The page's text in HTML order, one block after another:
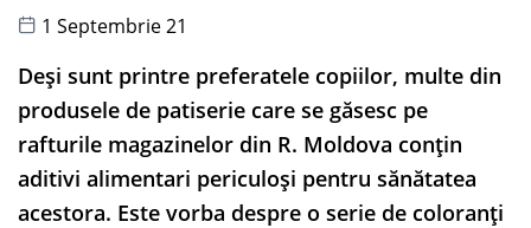
1 Septembrie 21
Deși sunt printre preferatele copiilor, multe din
produsele de patiserie care se găsesc pe
rafturile magazinelor din R. Moldova conțin
aditivi alimentari periculoși pentru sănătatea
acestora. Este vorba despre o serie de coloranți